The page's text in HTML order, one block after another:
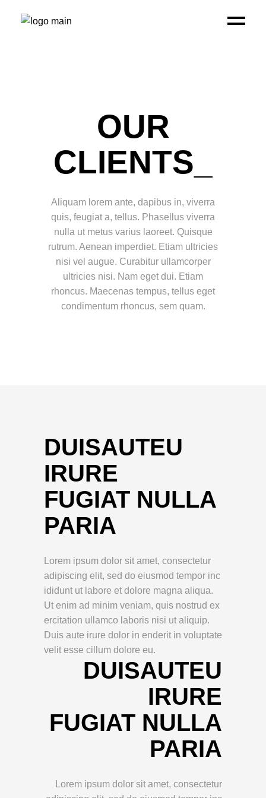
OUR
CLIENTS_
Aliquam lorem ante, dapibus in, viverra
quis, feugiat a, tellus. Phasellus viverra
nulla ut metus varius laoreet. Quisque
rutrum. Aenean imperdiet. Etiam ultricies
nisi vel augue. Curabitur ullamcorper
ultricies nisi. Nam eget dui. Etiam
rhoncus. Maecenas tempus, tellus eget
condimentum rhoncus, sem quam.
DUISAUTEU
IRURE
FUGIAT NULLA
PARIA
Lorem ipsum dolor sit amet, consectetur
adipiscing elit, sed do eiusmod tempor inc
ididunt ut labore et dolore magna aliqua.
Ut enim ad minim veniam, quis nostrud ex
ercitation ullamco laboris nisi ut aliquip.
Duis aute irure dolor in enderit in voluptate
velit esse cillum dolore eu.
DUISAUTEU
IRURE
FUGIAT NULLA
PARIA
Lorem ipsum dolor sit amet, consectetur